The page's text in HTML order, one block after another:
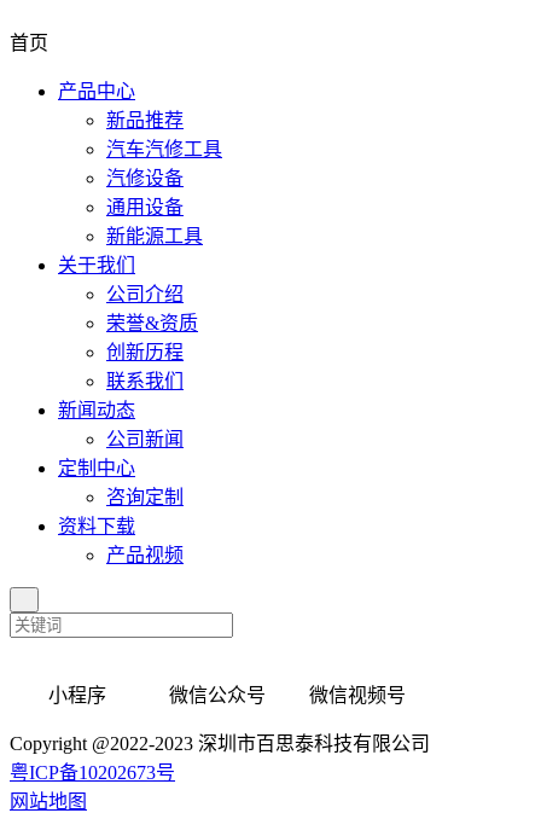
首页
产品中心
新品推荐
汽车汽修工具
汽修设备
通用设备
新能源工具
关于我们
公司介绍
荣誉&资质
创新历程
联系我们
新闻动态
公司新闻
定制中心
咨询定制
资料下载
产品视频
小程序 微信公众号 微信视频号
Copyright @2022-2023 深圳市百思泰科技有限公司
粤ICP备10202673号
网站地图